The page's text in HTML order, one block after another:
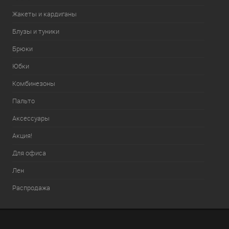
Жакеты и кардиганы
Блузы и туники
Брюки
Юбки
Комбинезоны
Пальто
Аксессуары
Акция!
Для офиса
Лен
Распродажа